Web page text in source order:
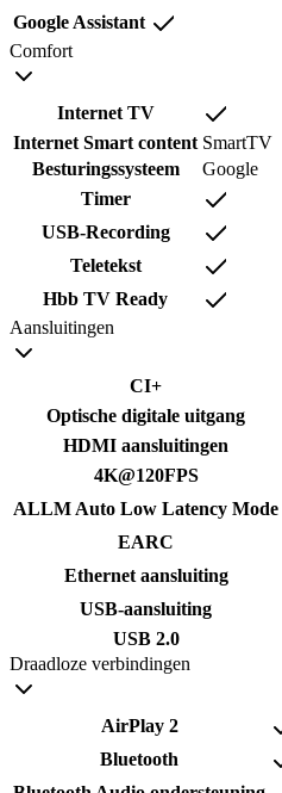
Google Assistant
Comfort
Internet TV
Internet Smart content SmartTV
Besturingssysteem
Google
Timer
USB-Recording
Teletekst
Hbb TV Ready
Aansluitingen
CI+
Optische digitale uitgang
HDMI aansluitingen
4K@120FPS
ALLM Auto Low Latency Mode
EARC
Ethernet aansluiting
USB-aansluiting
USB 2.0
Draadloze verbindingen
AirPlay 2
Bluetooth